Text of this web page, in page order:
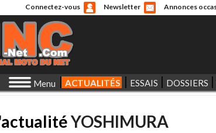
Connectez-vous Newsletter Annonces
Menu ACTUALITÉS ESSAIS DOSSIERS
YOSHIMURA